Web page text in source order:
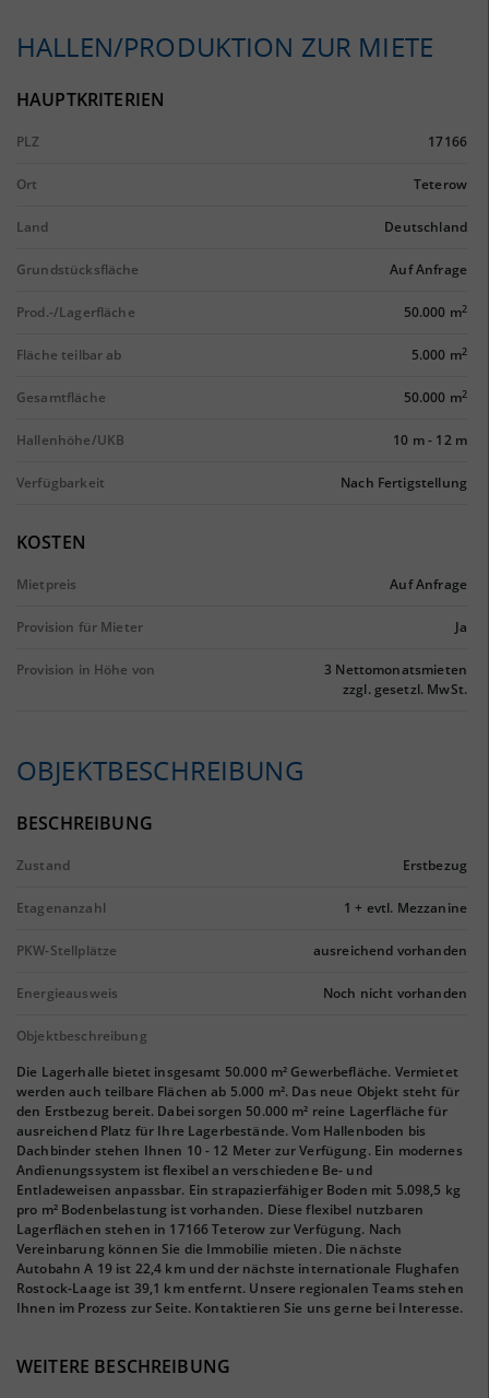
HALLEN/PRODUKTION ZUR MIETE
HAUPTKRITERIEN
PLZ 17166
Ort Teterow
Land Deutschland
Grundstücksfläche Auf Anfrage
Prod.-/Lagerfläche 50.000 m2
Fläche teilbar ab 5.000 m2
Gesamtfläche 50.000 m2
Hallenhöhe/UKB 10 m- 12 m
Verfügbarkeit Nach Fertigstellung
KOSTEN
Mietpreis Auf Anfrage
Provision für Mieter Ja
Provision in Höhe von
3 Nettomonatsmieten
zzgl. gesetzl. MwSt.
OBJEKTBESCHREIBUNG
BESCHREIBUNG
Zustand Erstbezug
Etagenanzahl 1 + evtl. Mezzanine
PKW-Stellplätze ausreichend vorhanden
Energieausweis Noch nicht vorhanden
Objektbeschreibung
Die Lagerhalle bietet insgesamt 50.000 m² Gewerbefläche. Vermietet
werden auch teilbare Flächen ab 5.000 m². Das neue Objekt steht für
den Erstbezug bereit. Dabei sorgen 50.000 m² reine Lagerfläche für
ausreichend Platz für Ihre Lagerbestände. Vom Hallenboden bis
Dachbinder stehen Ihnen 10 - 12 Meter zur Verfügung. Ein modernes
Andienungssystem ist flexibel an verschiedene Be- und
Entladeweisen anpassbar. Ein strapazierfähiger Boden mit 5.098,5 kg
pro m² Bodenbelastung ist vorhanden. Diese flexibel nutzbaren
Lagerflächen stehen in 17166 Teterow zur Verfügung. Nach
Vereinbarung können Sie die Immobilie mieten. Die nächste
Autobahn A 19 ist 22,4 km und der nächste internationale Flughafen
Rostock-Laage ist 39,1 km entfernt. Unsere regionalen Teams stehen
Ihnen im Prozess zur Seite. Kontaktieren Sie uns gerne bei Interesse.
WEITERE BESCHREIBUNG